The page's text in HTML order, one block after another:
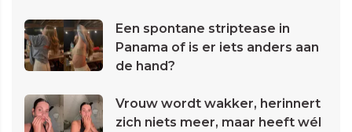
Een spontane striptease in
Panama of is er iets anders aan
de hand?
Vrouw wordt wakker, herinnert
zich niets meer, maar heeft wél